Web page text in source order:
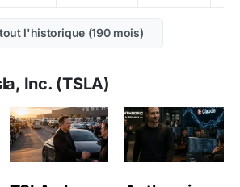
évoluer rapidement l'offre entre
à la fois comme constructeur
acteur de la transition
valeur de croissance très
de marché.
l'historique (190 mois)
Inc. (TSLA)